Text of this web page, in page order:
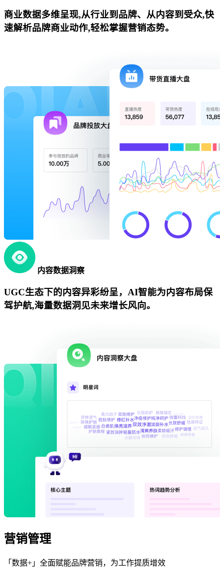
商业数据多维呈现,从行业到品牌、从内容到受众,快
速解析品牌商业动作,轻松掌握营销态势。
内容数据洞察
UGC生态下的内容异彩纷呈，AI智能为内容布局保
驾护航,海量数据洞见未来增长风向。
营销管理
「数据+」全面赋能品牌营销，为工作提质增效